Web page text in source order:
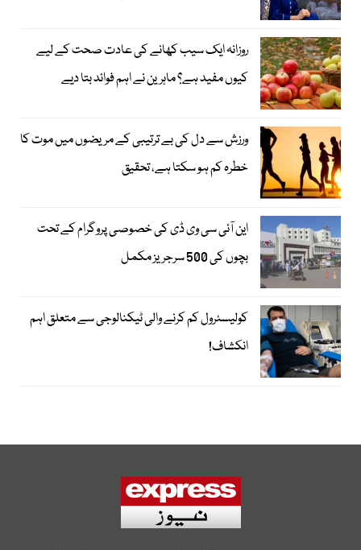
روزانہ ایک سیب کھانے کی عادت صحت کے لیے
کیوں مفید ہے؟ ماہرین نے اہم فوائد بتا دیے
ورزش سے دل کی بے ترتیبی کے مریضوں میں موت کا
خطرہ کم ہو سکتا ہے، تحقیق
این آئی سی وی ڈی کی خصوصی پروگرام کے تحت
بچوں کی 500 سرجریز مکمل
کولیسٹرول کم کرنے والی ٹیکنالوجی سے متعلق اہم
انکشاف!